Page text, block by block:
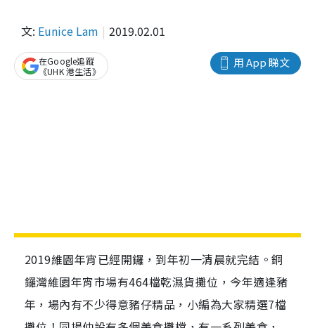
文: Eunice Lam 2019.02.01
用 App 睇文
在Google追蹤
《UHK 港生活》
2019維園年宵已經開鑼，到年初一清晨就完結。銅
鑼灣維園年宵市場有464檔乾濕貨攤位，今年適逢豬
年，場內有不少得意豬仔精品，小編為大家精選7檔